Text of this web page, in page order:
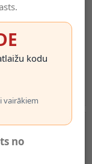
kodu
vairākiem
no